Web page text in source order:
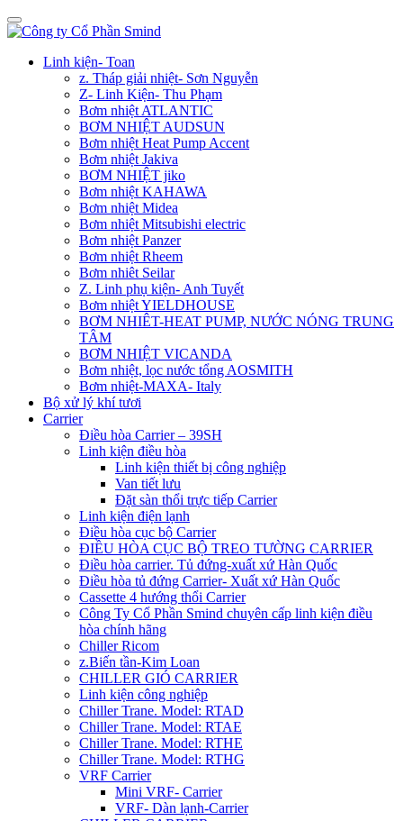
Linh kiện- Toan
z. Tháp giải nhiệt- Sơn Nguyễn
Z- Linh Kiện- Thu Phạm
Bơm nhiệt ATLANTIC
BƠM NHIỆT AUDSUN
Bơm nhiệt Heat Pump Accent
Bơm nhiệt Jakiva
BƠM NHIỆT jiko
Bơm nhiệt KAHAWA
Bơm nhiệt Midea
Bơm nhiệt Mitsubishi electric
Bơm nhiệt Panzer
Bơm nhiệt Rheem
Bơm nhiêt Seilar
Z. Linh phụ kiện- Anh Tuyết
Bơm nhiệt YIELDHOUSE
BƠM NHIÊT-HEAT PUMP, NƯỚC NÓNG TRUNG
TÂM
BƠM NHIỆT VICANDA
Bơm nhiệt, lọc nước tổng AOSMITH
Bơm nhiệt-MAXA- Italy
Bộ xử lý khí tươi
Carrier
Điều hòa Carrier – 39SH
Linh kiện điều hòa
Linh kiện thiết bị công nghiệp
Van tiết lưu
Đặt sàn thổi trực tiếp Carrier
Linh kiện điện lạnh
Điều hòa cục bộ Carrier
ĐIỀU HÒA CỤC BỘ TREO TƯỜNG CARRIER
Điều hòa carrier. Tủ đứng-xuất xứ Hàn Quốc
Điều hòa tủ đứng Carrier- Xuất xứ Hàn Quốc
Cassette 4 hướng thổi Carrier
Công Ty Cổ Phần Smind chuyên cấp linh kiện điều
hòa chính hãng
Chiller Ricom
z.Biến tần-Kim Loan
CHILLER GIÓ CARRIER
Linh kiện công nghiệp
Chiller Trane. Model: RTAD
Chiller Trane. Model: RTAE
Chiller Trane. Model: RTHE
Chiller Trane. Model: RTHG
VRF Carrier
Mini VRF- Carrier
VRF- Dàn lạnh-Carrier